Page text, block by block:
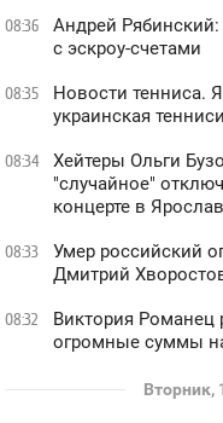
08:36
Андрей
с эскроу-счетами
08:35
Новости тенниса.
украинская
08:34
Хейтеры Ольги
"случайное"
концерте в
08:33
Умер российский
Дмитрий
08:32
Виктория Романец
огромные суммы
Вторник,